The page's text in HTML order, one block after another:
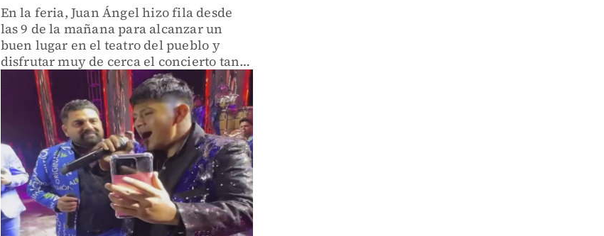
En la feria, Juan Ángel hizo fila desde
las 9 de la mañana para alcanzar un
buen lugar en el teatro del pueblo y
disfrutar muy de cerca el concierto tan
esperado.